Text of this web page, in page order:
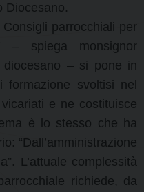
Diocesano.
parrocchiali per
– spiega monsignor
diocesano – si pone in
svoltisi nel
e ne costituisce
è lo stesso che ha
“Dall’amministrazione
L’attuale complessità
richiede, da